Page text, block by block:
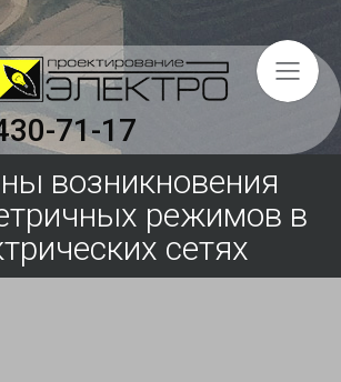
71-17
Главная
Услуги
возникновения
режимов в
сетях